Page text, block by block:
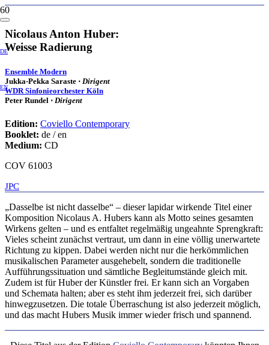
DE
EN
Nicolaus Anton Huber:
Weisse Radierung
Ensemble Modern
Jukka-Pekka Saraste ⋅ Dirigent
WDR Sinfonieorchester Köln
Peter Rundel ⋅ Dirigent
Edition: Coviello Contemporary
Booklet: de / en
Medium: CD
COV 61003
JPC
„Dasselbe ist nicht dasselbe“ – dieser lapidar wirkende Titel einer
Komposition Nicolaus A. Hubers kann als Motto seines gesamten
Wirkens gelten – und es entfaltet regelmäßig ungeahnte Sprengkraft:
Vieles scheint zunächst vertraut, um dann in eine völlig unerwartete
Richtung zu kippen. Dabei werden nicht nur die herkömmlichen
musikalischen Parameter ausgehebelt, sondern die traditionelle
Aufführungssituation und sämtliche Begleitumstände gleich mit.
Zudem ist für Huber der Künstler frei. Er kann sich an Vorgaben
und Schemata halten; aber es steht ihm jederzeit frei, sich darüber
hinwegzusetzen. Die totale Überraschung ist also jederzeit möglich,
und das macht Hubers Musik immer wieder frisch und spannend.